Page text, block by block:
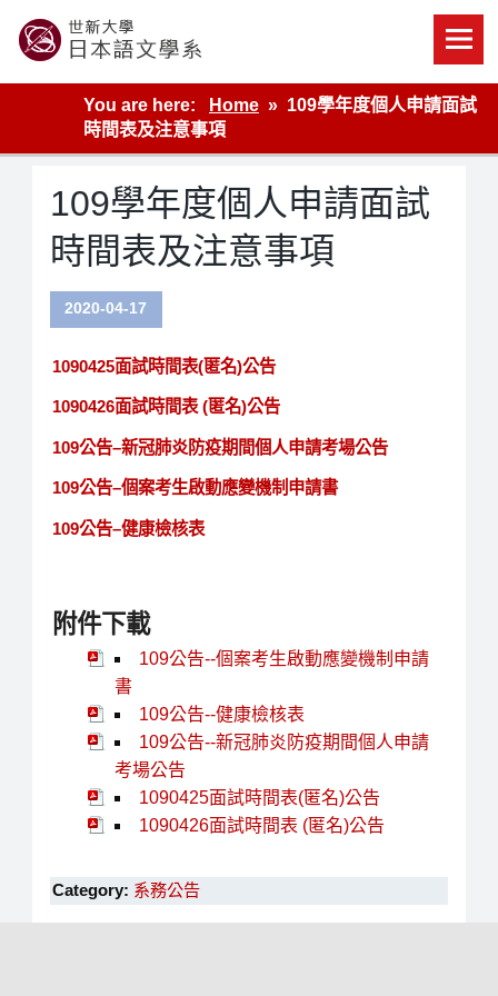
content
世新大學教學單位的網站
You are here:
Home
109學年度個人申請面試
時間表及注意事項
109學年度個人申請面試
時間表及注意事項
2020-04-17
1090425面試時間表(匿名)公告
1090426面試時間表 (匿名)公告
109公告–新冠肺炎防疫期間個人申請考場公告
109公告–個案考生啟動應變機制申請書
109公告–健康檢核表
附件下載
109公告--個案考生啟動應變機制申請
書
109公告--健康檢核表
109公告--新冠肺炎防疫期間個人申請
考場公告
1090425面試時間表(匿名)公告
1090426面試時間表 (匿名)公告
Category: 系務公告